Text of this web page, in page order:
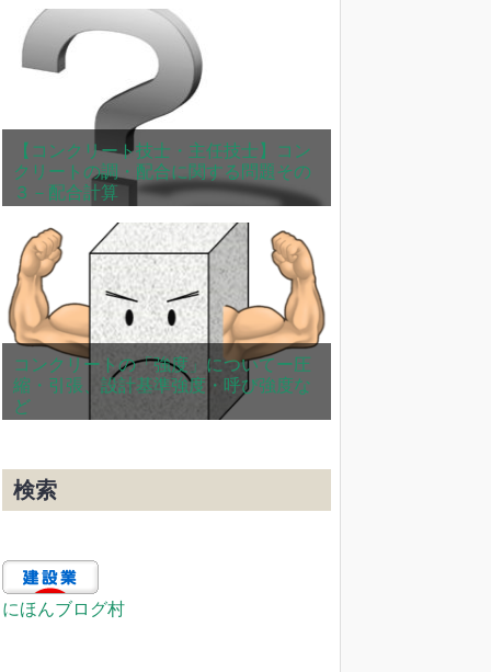
【コンクリート技士・主任技士】コン
クリートの調・配合に関する問題その
３－配合計算
コンクリートの「強度」についてー圧
縮・引張、設計基準強度・呼び強度な
ど
検索
にほんブログ村